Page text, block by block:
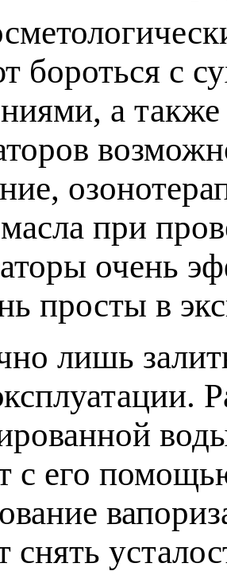
бороться с
а
при
очень
просты в
лишь
с его
снять